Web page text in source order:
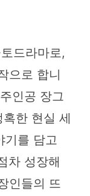
드라마로,
으로 합니
인공 장그
한 현실 세
기를 담고
차 성장해
인들의 뜨